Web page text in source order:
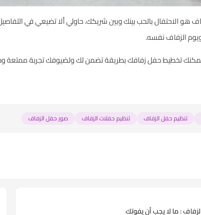
هو الاحتفال بالحب بينك وبين شريكك. حاولي ألا تضيعي في
الزفاف نفسه.
يمكنك تخطيطحفل زفافكبطريقة تضمن لك ولضيوفك تجربة ممتعة
تنظيم حفل الزفاف تنظيم حفلات الزفاف صور حفل الزفاف
: ما لا يجب أن يفوتك